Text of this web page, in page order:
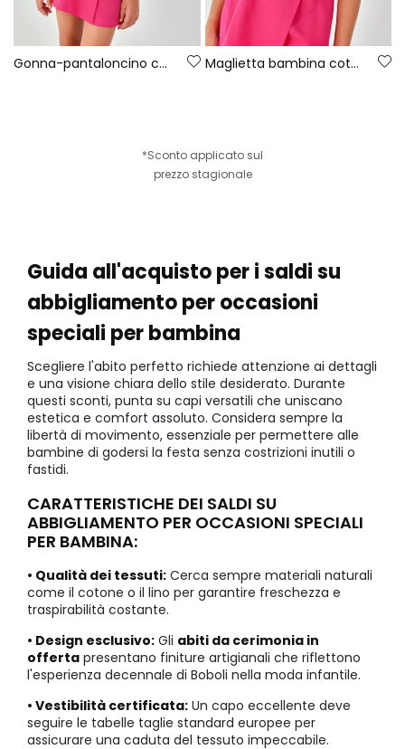
Gonna-pantaloncino color fragola Maglietta bambina cotone bianco
*Sconto applicato sul
prezzo stagionale
Guida all'acquisto per i saldi su
abbigliamento per occasioni
speciali per bambina
Scegliere l'abito perfetto richiede attenzione ai dettagli
e una visione chiara dello stile desiderato. Durante
questi sconti, punta su capi versatili che uniscano
estetica e comfort assoluto. Considera sempre la
libertà di movimento, essenziale per permettere alle
bambine di godersi la festa senza costrizioni inutili o
fastidi.
CARATTERISTICHE DEI SALDI SU
ABBIGLIAMENTO PER OCCASIONI SPECIALI
PER BAMBINA:
• Qualità dei tessuti: Cerca sempre materiali naturali
come il cotone o il lino per garantire freschezza e
traspirabilità costante.
• Design esclusivo: Gli abiti da cerimonia in
offerta presentano finiture artigianali che riflettono
l'esperienza decennale di Boboli nella moda infantile.
• Vestibilità certificata: Un capo eccellente deve
seguire le tabelle taglie standard europee per
assicurare una caduta del tessuto impeccabile.